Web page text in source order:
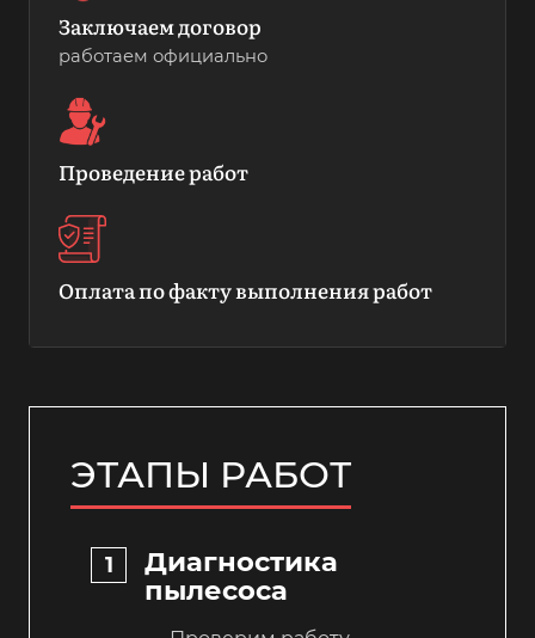
Заключаем договор
работаем официально
Проведение работ
Оплата по факту выполнения работ
ЭТАПЫ РАБОТ
Диагностика
пылесоса